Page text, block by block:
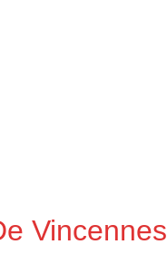
Vincennes